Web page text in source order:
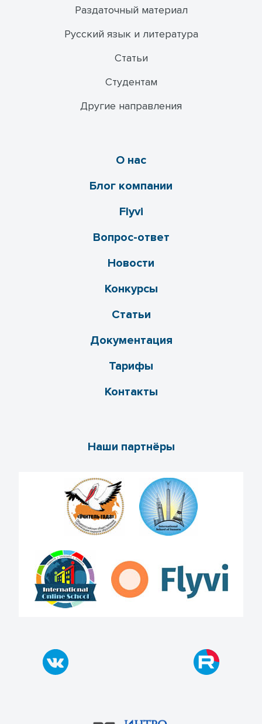
Раздаточный материал
Русский язык и литература
Статьи
Студентам
Другие направления
О нас
Блог компании
Flyvi
Вопрос-ответ
Новости
Конкурсы
Статьи
Документация
Тарифы
Контакты
Наши партнёры